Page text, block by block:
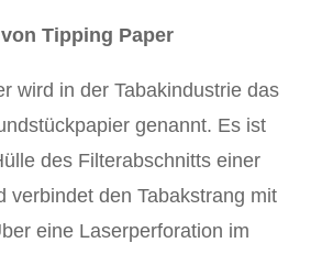
Tipping Paper
wird in der Tabakindustrie das
genannt. Es ist
des Filterabschnitts einer
verbindet den Tabakstrang mit
eine Laserperforation im